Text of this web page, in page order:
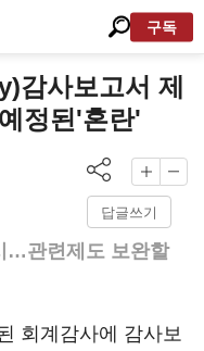
구독
감사보고서 제
정된'혼란'
답글쓰기
…관련제도 보완할
회계감사에 감사보